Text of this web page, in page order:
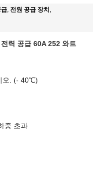
, 전원 공급 장치,
력 공급 60A 252 와트
오. (- 40℃)
중 초과